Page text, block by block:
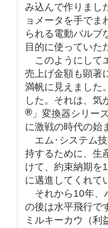
み込んで作りまし
ョメータを手でま
られる電動バルブ
目的に使っていた
このようにして
売上げ金額も顕著
満帆に見えました
した。それは、気
® 」変換器シリー
に激戦の時代の始
エム･システム技
持するために、生
けて、約束納期を
に邁進してくれて
それから10年、
の後は水平飛行で
ミルキーカウ（利